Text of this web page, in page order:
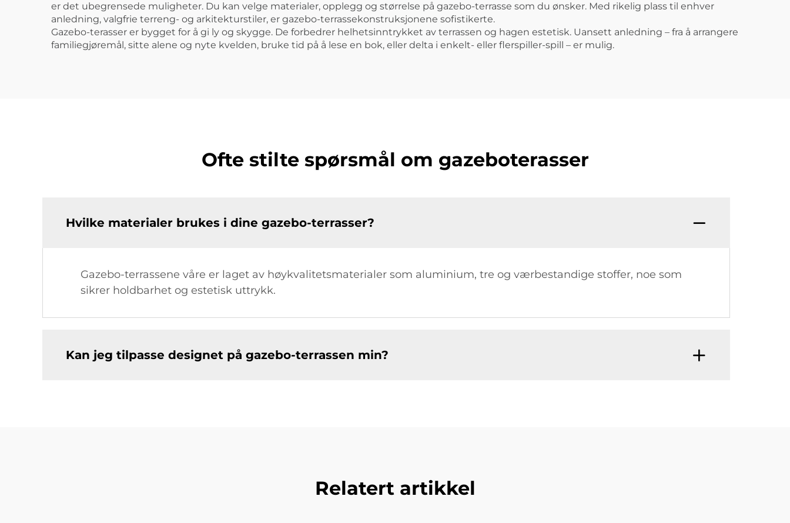
er det ubegrensede muligheter. Du kan velge materialer, opplegg og størrelse på gazebo-terrasse som du ønsker. Med rikelig plass til enhver
anledning, valgfrie terreng- og arkitekturstiler, er gazebo-terrassekonstruksjonene sofistikerte.
Gazebo-terasser er bygget for å gi ly og skygge. De forbedrer helhetsinntrykket av terrassen og hagen estetisk. Uansett anledning – fra å arrangere
familiegjøremål, sitte alene og nyte kvelden, bruke tid på å lese en bok, eller delta i enkelt- eller flerspiller-spill – er mulig.
Ofte stilte spørsmål om gazeboterasser
Hvilke materialer brukes i dine gazebo-terrasser?
Gazebo-terrassene våre er laget av høykvalitetsmaterialer som aluminium, tre og værbestandige stoffer, noe som
sikrer holdbarhet og estetisk uttrykk.
Kan jeg tilpasse designet på gazebo-terrassen min?
Relatert artikkel